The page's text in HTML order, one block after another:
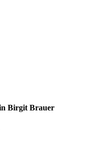
Birgit Brauer